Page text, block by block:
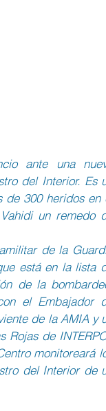
ante una
del Interior. Es
de 300 heridos en
un remedo
de la
está en la lista
de la
el Embajador
de la AMIA y
de
monitoreará
del Interior de